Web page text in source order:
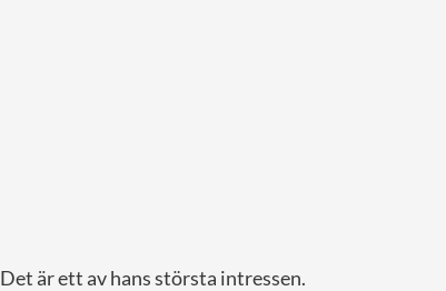
Det är ett av hans största intressen.